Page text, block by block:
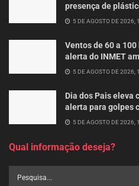
presença de
5 DE AGOSTO DE 2026,
Ventos de 60 a
alerta do INMET
5 DE AGOSTO DE 2026,
Dia dos Pais eleva
alerta para golpes
5 DE AGOSTO DE 2026,
Qual informação deseja?